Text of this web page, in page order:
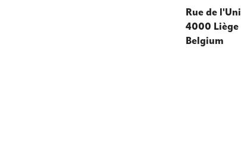
Rue de
4000 Liège
Belgium